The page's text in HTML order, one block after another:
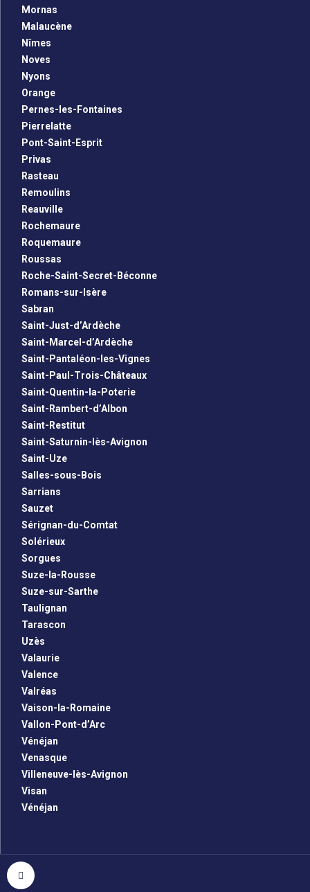
Mornas
Malaucène
Nîmes
Noves
Nyons
Orange
Pernes-les-Fontaines
Pierrelatte
Pont-Saint-Esprit
Privas
Rasteau
Remoulins
Reauville
Rochemaure
Roquemaure
Roussas
Roche-Saint-Secret-Béconne
Romans-sur-Isère
Sabran
Saint-Just-d’Ardèche
Saint-Marcel-d’Ardèche
Saint-Pantaléon-les-Vignes
Saint-Paul-Trois-Châteaux
Saint-Quentin-la-Poterie
Saint-Rambert-d’Albon
Saint-Restitut
Saint-Saturnin-lès-Avignon
Saint-Uze
Salles-sous-Bois
Sarrians
Sauzet
Sérignan-du-Comtat
Solérieux
Sorgues
Suze-la-Rousse
Suze-sur-Sarthe
Taulignan
Tarascon
Uzès
Valaurie
Valence
Valréas
Vaison-la-Romaine
Vallon-Pont-d’Arc
Vénéjan
Venasque
Villeneuve-lès-Avignon
Visan
Vénéjan